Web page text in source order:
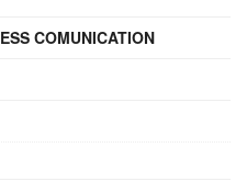
COMUNICATION